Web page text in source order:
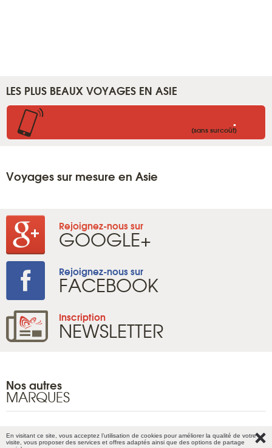
En visitant ce site, vous acceptez l’utilisation de cookies pour améliorer la qualité de votre
visite, vous proposer des services et offres adaptés ainsi que des options de partage
LES PLUS BEAUX VOYAGES EN ASIE
.
(sans surcoût)
Voyages sur mesure en Asie
Rejoignez-nous sur
GOOGLE+
Rejoignez-nous sur
FACEBOOK
Inscription
NEWSLETTER
Nos autres
MARQUES
Plan du site